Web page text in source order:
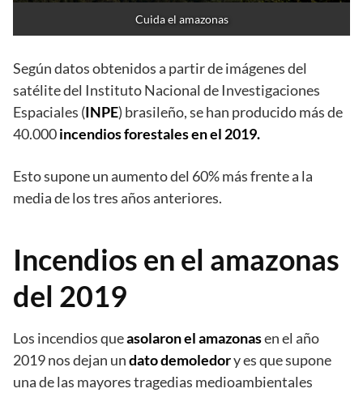
Cuida el amazonas
Según datos obtenidos a partir de imágenes del
satélite del Instituto Nacional de Investigaciones
Espaciales (INPE) brasileño, se han producido más de
40.000incendios forestales en el 2019.
Esto supone un aumento del 60% más frente a la
media de los tres años anteriores.
Incendios en el amazonas
del 2019
Los incendios queasolaron el amazonasen el año
2019 nos dejan undato demoledory es que supone
una de las mayores tragedias medioambientales